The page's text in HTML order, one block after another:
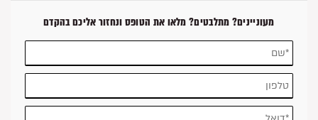
מעוניינים? מתלבטים? מלאו את הטופס ונחזור אליכם בהקדם